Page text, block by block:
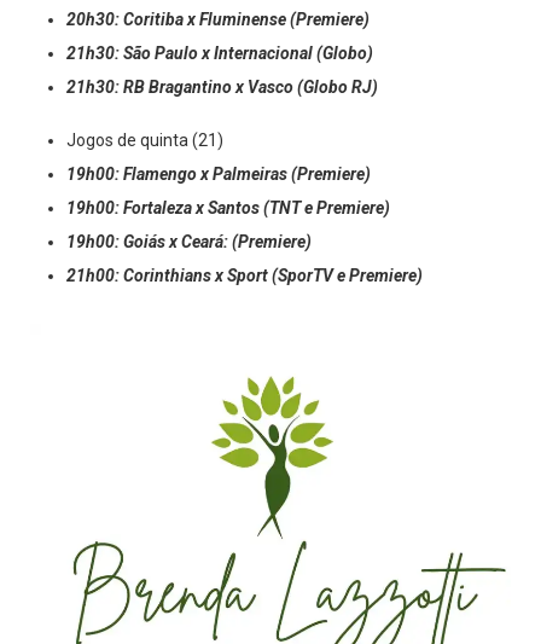
20h30: Coritiba x Fluminense (Premiere)
21h30: São Paulo x Internacional (Globo)
21h30: RB Bragantino x Vasco (Globo RJ)
Jogos de quinta (21)
19h00: Flamengo x Palmeiras (Premiere)
19h00: Fortaleza x Santos (TNT e Premiere)
19h00: Goiás x Ceará: (Premiere)
21h00: Corinthians x Sport (SporTV e Premiere)